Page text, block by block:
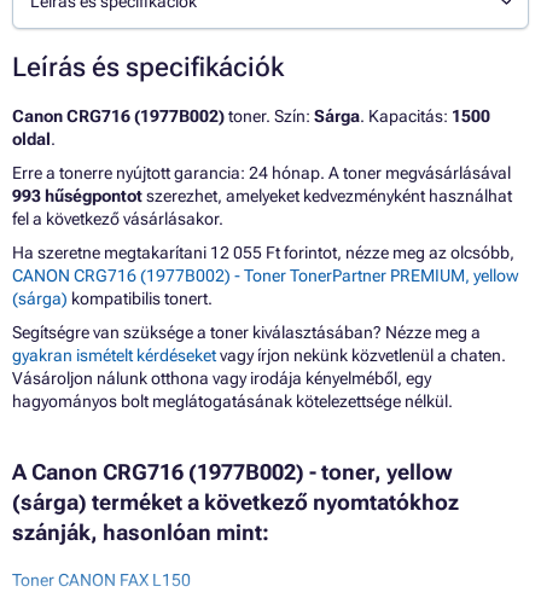
Leírás és specifikációk
Canon CRG716 (1977B002)toner. Szín: Sárga. Kapacitás: 1500
oldal.
Erre a tonerre nyújtott garancia: 24 hónap. A toner megvásárlásával
993 hűségpontotszerezhet, amelyeket kedvezményként használhat
fel a következő vásárlásakor.
Ha szeretne megtakarítani 12 055 Ft forintot, nézze meg az olcsóbb,
CANON CRG716 (1977B002) - Toner TonerPartner PREMIUM, yellow
(sárga) kompatibilis tonert.
Segítségre van szüksége a toner kiválasztásában? Nézze meg a
gyakran ismételt kérdéseketvagy írjon nekünk közvetlenül a chaten.
Vásároljon nálunk otthona vagy irodája kényelméből, egy
hagyományos bolt meglátogatásának kötelezettsége nélkül.
A Canon CRG716 (1977B002) - toner, yellow
(sárga) terméket a következő nyomtatókhoz
szánják, hasonlóan mint:
Toner CANON FAX L150